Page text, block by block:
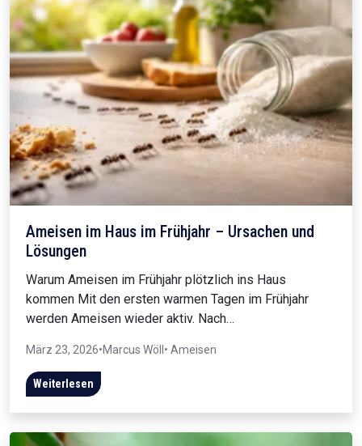
Ameisen im Haus im Frühjahr – Ursachen und
Lösungen
Warum Ameisen im Frühjahr plötzlich ins Haus
kommen Mit den ersten warmen Tagen im Frühjahr
werden Ameisen wieder aktiv. Nach…
März 23, 2026•Marcus Wöll • Ameisen
Weiterlesen